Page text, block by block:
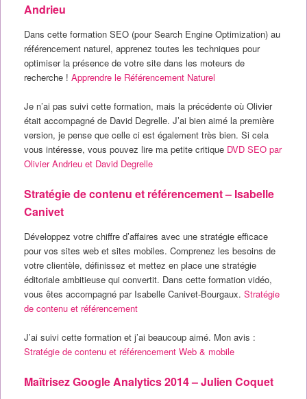
Andrieu
Dans cette formation SEO (pour Search Engine Optimization) au
référencement naturel, apprenez toutes les techniques pour
optimiser la présence de votre site dans les moteurs de
recherche ! Apprendre le Référencement Naturel
Je n’ai pas suivi cette formation, mais la précédente où Olivier
était accompagné de David Degrelle. J’ai bien aimé la première
version, je pense que celle ci est également très bien. Si cela
vous intéresse, vous pouvez lire ma petite critique DVD SEO par
Olivier Andrieu et David Degrelle
Stratégie de contenu et référencement – Isabelle
Canivet
Développez votre chiffre d’affaires avec une stratégie efficace
pour vos sites web et sites mobiles. Comprenez les besoins de
votre clientèle, définissez et mettez en place une stratégie
éditoriale ambitieuse qui convertit. Dans cette formation vidéo,
vous êtes accompagné par Isabelle Canivet-Bourgaux. Stratégie
de contenu et référencement
J’ai suivi cette formation et j’ai beaucoup aimé. Mon avis :
Stratégie de contenu et référencement Web & mobile
Maîtrisez Google Analytics 2014 – Julien Coquet